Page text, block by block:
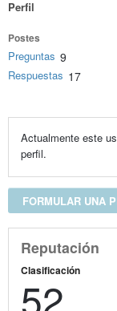
Perfil
Postes
Preguntas 9
Respuestas 17
Actualmente este
perfil.
FORMULAR UNA
Reputación
Clasificación
52